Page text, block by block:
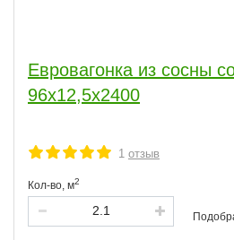
Евровагонка из сосны
96x12,5x2400
1 отзыв
Кол-во, м2